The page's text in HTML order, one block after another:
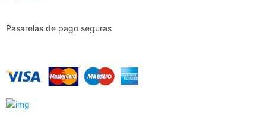
Pasarelas de pago seguras